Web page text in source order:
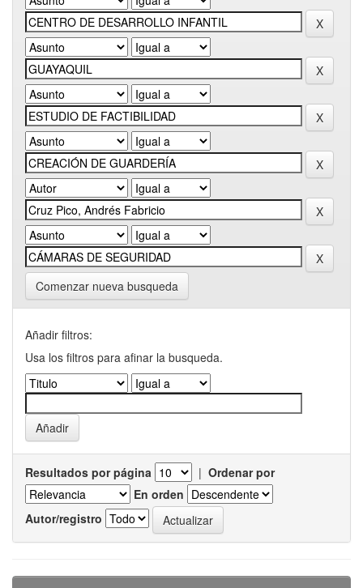
Comenzar nueva busqueda
Añadir filtros:
Usa los filtros para afinar la busqueda.
Resultados por página | Ordenar por
En orden
Autor/registro